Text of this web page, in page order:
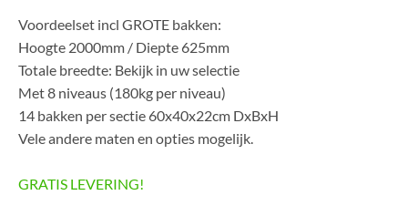
Voordeelset incl GROTE bakken:
Hoogte 2000mm / Diepte 625mm
Totale breedte: Bekijk in uw selectie
Met 8 niveaus (180kg per niveau)
14 bakken per sectie 60x40x22cm DxBxH
Vele andere maten en opties mogelijk.
GRATIS LEVERING!